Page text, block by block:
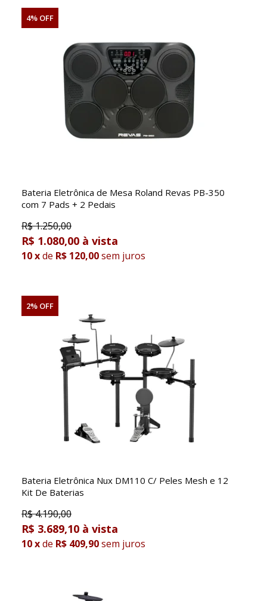
4% OFF
Bateria Eletrônica de Mesa Roland Revas PB-350
com 7 Pads + 2 Pedais
R$1.250,00
R$ 1.080,00
10xde R$ 120,00sem juros
2% OFF
Bateria Eletrônica Nux DM110 C/ Peles Mesh e 12
Kit De Baterias
R$4.190,00
R$ 3.689,10
10xde R$ 409,90sem juros